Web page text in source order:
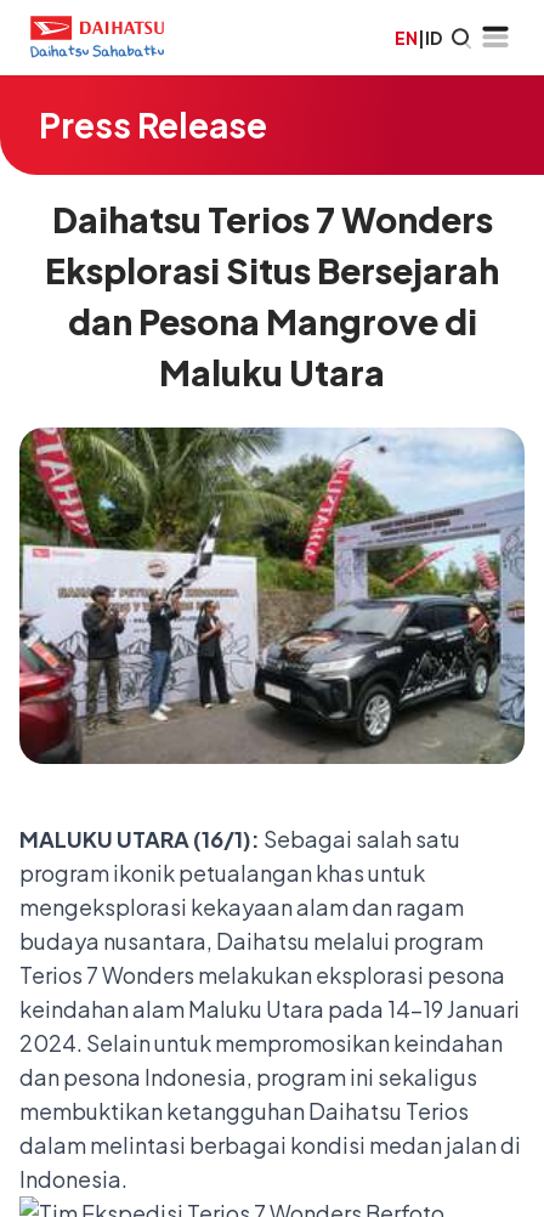
EN|ID
Press Release
Daihatsu Terios 7 Wonders
Eksplorasi Situs Bersejarah
dan Pesona Mangrove di
Maluku Utara
MALUKU UTARA (16/1): Sebagai salah satu
program ikonik petualangan khas untuk
mengeksplorasi kekayaan alam dan ragam
budaya nusantara, Daihatsu melalui program
Terios 7 Wonders melakukan eksplorasi pesona
keindahan alam Maluku Utara pada 14-19 Januari
2024. Selain untuk mempromosikan keindahan
dan pesona Indonesia, program ini sekaligus
membuktikan ketangguhan Daihatsu Terios
dalam melintasi berbagai kondisi medan jalan di
Indonesia.